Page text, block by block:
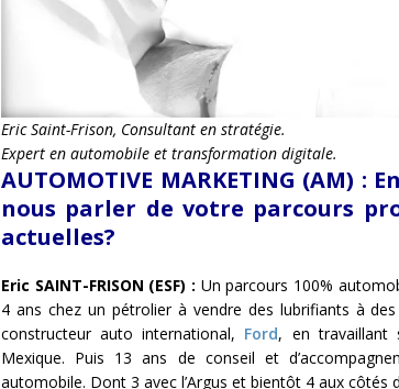
Eric Saint-Frison, Consultant en stratégie.
Expert en automobile et transformation digitale.
AUTOMOTIVE MARKETING (AM) :
nous parler de votre parcours
actuelles?
Eric SAINT-FRISON (ESF) : Un parcours 100%
4 ans chez un pétrolier à vendre des lubrifiants à
constructeur auto international, Ford, en travaillant
Mexique. Puis 13 ans de conseil et
automobile. Dont 3 avec l’Argus et bientôt 4 aux côtés